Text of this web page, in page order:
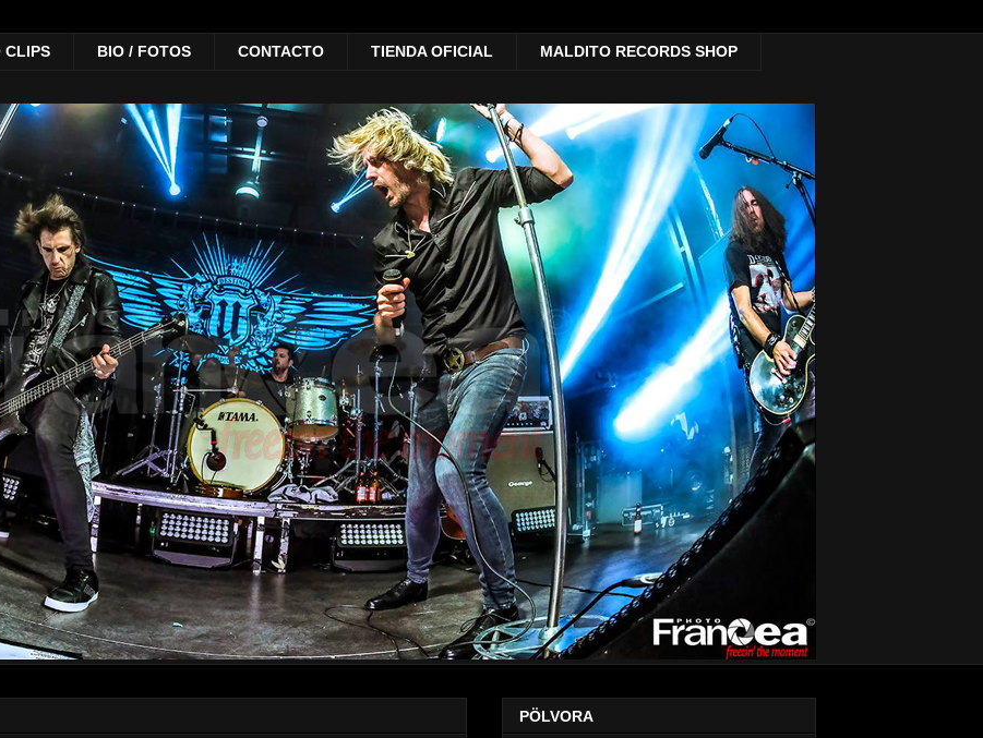
CLIPS BIO / FOTOS CONTACTO TIENDA OFICIAL MALDITO RECORDS SHOP
PÖLVORA